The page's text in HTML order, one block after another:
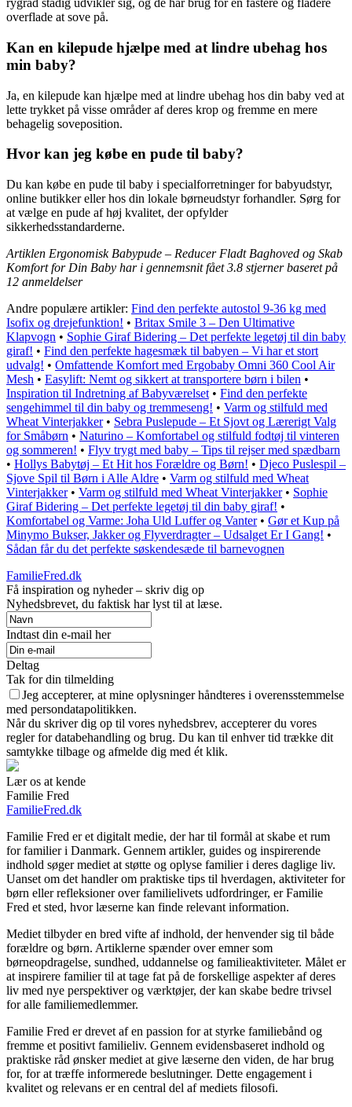
rygrad stadig udvikler sig, og de har brug for en fastere og fladere
overflade at sove på.
Kan en kilepude hjælpe med at lindre ubehag hos
min baby?
Ja, en kilepude kan hjælpe med at lindre ubehag hos din baby ved at
lette trykket på visse områder af deres krop og fremme en mere
behagelig soveposition.
Hvor kan jeg købe en pude til baby?
Du kan købe en pude til baby i specialforretninger for babyudstyr,
online butikker eller hos din lokale børneudstyr forhandler. Sørg for
at vælge en pude af høj kvalitet, der opfylder
sikkerhedsstandarderne.
Artiklen Ergonomisk Babypude – Reducer Fladt Baghoved og Skab
Komfort for Din Baby har i gennemsnit fået3.8 stjerner baseret på
12 anmeldelser
Andre populære artikler: Find den perfekte autostol 9-36 kg med
Isofix og drejefunktion! • Britax Smile 3 – Den Ultimative
Klapvogn • Sophie Giraf Bidering – Det perfekte legetøj til din baby
giraf! • Find den perfekte hagesmæk til babyen – Vi har et stort
udvalg! • Omfattende Komfort med Ergobaby Omni 360 Cool Air
Mesh • Easylift: Nemt og sikkert at transportere børn i bilen •
Inspiration til Indretning af Babyværelset • Find den perfekte
sengehimmel til din baby og tremmeseng! • Varm og stilfuld med
Wheat Vinterjakker• Sebra Puslepude – Et Sjovt og Lærerigt Valg
for Småbørn • Naturino – Komfortabel og stilfuld fodtøj til vinteren
og sommeren! • Flyv trygt med baby – Tips til rejser med spædbarn
• Hollys Babytøj – Et Hit hos Forældre og Børn! • Djeco Puslespil –
Sjove Spil til Børn i Alle Aldre • Varm og stilfuld med Wheat
Vinterjakker• Varm og stilfuld med Wheat Vinterjakker• Sophie
Giraf Bidering – Det perfekte legetøj til din baby giraf! •
Komfortabel og Varme: Joha Uld Luffer og Vanter• Gør et Kup på
Minymo Bukser, Jakker og Flyverdragter – Udsalget Er I Gang! •
Sådan får du det perfekte søskendesæde til barnevognen
FamilieFred.dk
Få inspiration og nyheder – skriv dig op
Nyhedsbrevet, du faktisk har lyst til at læse.
Indtast din e-mail her
Deltag
Tak for din tilmelding
Jeg accepterer, at mine oplysninger håndteres i overensstemmelse
med persondatapolitikken.
Når du skriver dig op til vores nyhedsbrev, accepterer du vores
regler for databehandling og brug. Du kan til enhver tid trække dit
samtykke tilbage og afmelde dig med ét klik.
Lær os at kende
Familie Fred
FamilieFred.dk
Familie Fred er et digitalt medie, der har til formål at skabe et rum
for familier i Danmark. Gennem artikler, guides og inspirerende
indhold søger mediet at støtte og oplyse familier i deres daglige liv.
Uanset om det handler om praktiske tips til hverdagen, aktiviteter for
børn eller refleksioner over familielivets udfordringer, er Familie
Fred et sted, hvor læserne kan finde relevant information.
Mediet tilbyder en bred vifte af indhold, der henvender sig til både
forældre og børn. Artiklerne spænder over emner som
børneopdragelse, sundhed, uddannelse og familieaktiviteter. Målet er
at inspirere familier til at tage fat på de forskellige aspekter af deres
liv med nye perspektiver og værktøjer, der kan skabe bedre trivsel
for alle familiemedlemmer.
Familie Fred er drevet af en passion for at styrke familiebånd og
fremme et positivt familieliv. Gennem evidensbaseret indhold og
praktiske råd ønsker mediet at give læserne den viden, de har brug
for, for at træffe informerede beslutninger. Dette engagement i
kvalitet og relevans er en central del af mediets filosofi.